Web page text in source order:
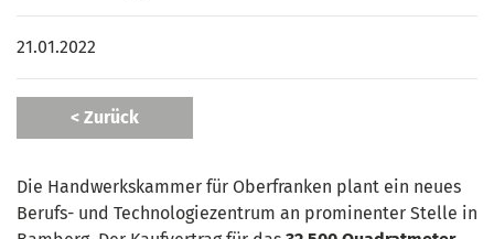
21.01.2022
< Zurück
Die Handwerkskammer für Oberfranken plant ein neues
Berufs- und Technologiezentrum an prominenter Stelle in